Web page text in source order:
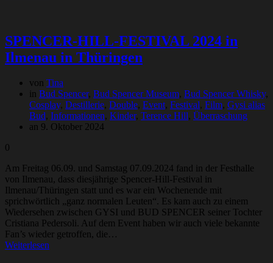
SPENCER-HILL-FESTIVAL 2024 in
Ilmenau in Thüringen
von Tina
in Bud Spencer, Bud Spencer Museum, Bud Spencer Whisky,
Cosplay, Destillerie, Double, Event, Festival, Film, Gysi alias
Bud, Informationen, Kinder, Terence Hill, Überraschung
an 9. Oktober 2024
0
Am Freitag 06.09. und Samstag 07.09.2024 fand in der Festhalle
von Ilmenau, dass diesjährige Spencer-Hill-Festival in
Ilmenau/Thüringen statt und es war ein Wochenende mit
sprichwörtlich „ganz normalen Leuten“. Es kam auch zu einem
Wiedersehen zwischen GYSI und BUD SPENCER seiner Tochter
Cristiana Pedersoli. Auf dem Event haben wir auch viele bekannte
Fan’s wieder getroffen, die…
Weiterlesen